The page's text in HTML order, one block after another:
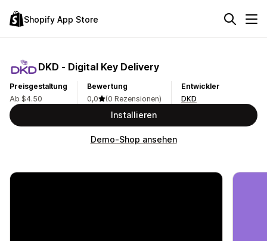
Shopify App Store
DKD ‑ Digital Key Delivery
Preisgestaltung
Ab $4.50
Bewertung
0,0
(0 Rezensionen)
Entwickler
DKD
Installieren
Demo-Shop ansehen